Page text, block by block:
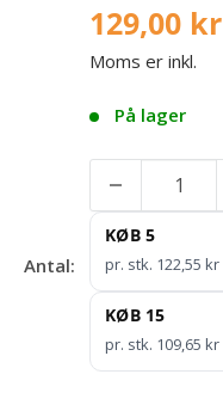
129,00 kr
Moms er inkl.
På lager
Antal:
KØB 5
pr. stk. 122,55 kr
KØB 15
pr. stk. 109,65 kr